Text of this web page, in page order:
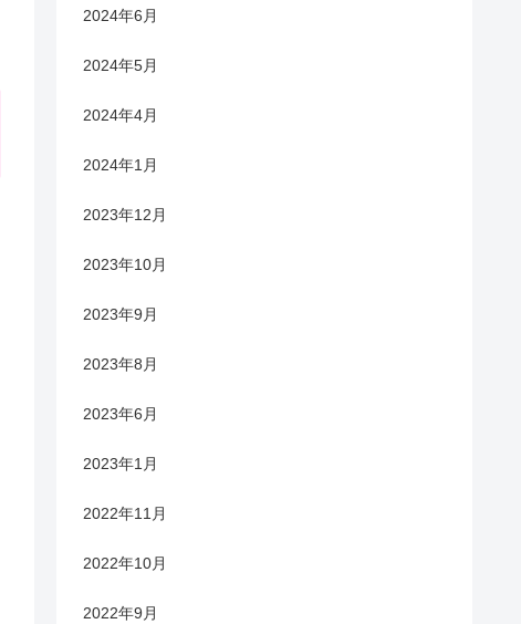
2024年6月
2024年5月
2024年4月
2024年1月
2023年12月
2023年10月
2023年9月
2023年8月
2023年6月
2023年1月
2022年11月
2022年10月
2022年9月